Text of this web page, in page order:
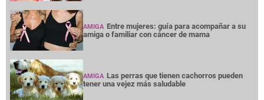
AMIGA Entre mujeres: guía para acompañar a su
amiga o familiar con cáncer de mama
AMIGA Las perras que tienen cachorros pueden
tener una vejez más saludable